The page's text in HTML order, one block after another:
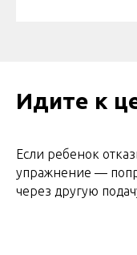
Идите к
Если ребенок
упражнение —
через другую